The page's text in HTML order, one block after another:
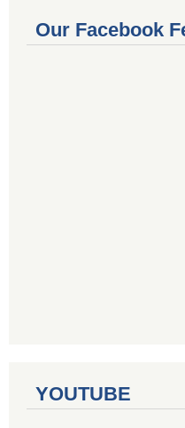
Our Facebook
YOUTUBE